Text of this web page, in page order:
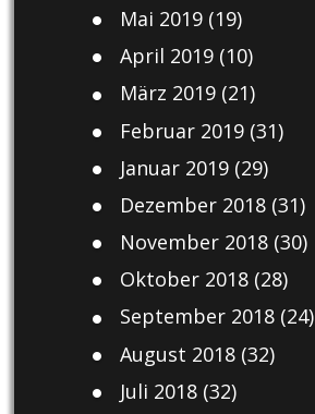
Mai 2019(19)
April 2019(10)
März 2019(21)
Februar 2019(31)
Januar 2019(29)
Dezember 2018(31)
November 2018(30)
Oktober 2018(28)
September 2018(24)
August 2018(32)
Juli 2018(32)